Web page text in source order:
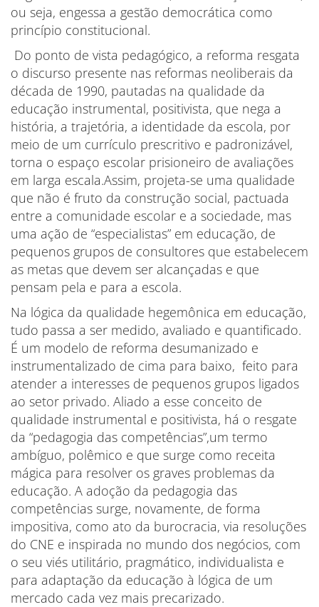
ou seja, engessa a gestão democrática como
princípio constitucional.
Do ponto de vista pedagógico, a reforma resgata
o discurso presente nas reformas neoliberais da
década de 1990, pautadas na qualidade da
educação instrumental, positivista, que nega a
história, a trajetória, a identidade da escola, por
meio de um currículo prescritivo e padronizável,
torna o espaço escolar prisioneiro de avaliações
em larga escala.Assim, projeta-se uma qualidade
que não é fruto da construção social, pactuada
entre a comunidade escolar e a sociedade, mas
uma ação de “especialistas” em educação, de
pequenos grupos de consultores que estabelecem
as metas que devem ser alcançadas e que
pensam pela e para a escola.
Na lógica da qualidade hegemônica em educação,
tudo passa a ser medido, avaliado e quantificado.
É um modelo de reforma desumanizado e
instrumentalizado de cima para baixo, feito para
atender a interesses de pequenos grupos ligados
ao setor privado. Aliado a esse conceito de
qualidade instrumental e positivista, há o resgate
da “pedagogia das competências”,um termo
ambíguo, polêmico e que surge como receita
mágica para resolver os graves problemas da
educação. A adoção da pedagogia das
competências surge, novamente, de forma
impositiva, como ato da burocracia, via resoluções
do CNE e inspirada no mundo dos negócios, com
o seu viés utilitário, pragmático, individualista e
para adaptação da educação à lógica de um
mercado cada vez mais precarizado.